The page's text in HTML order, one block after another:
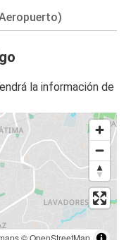
la información de
©OpenStreetMap